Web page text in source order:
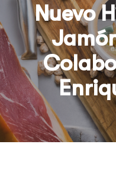
Nuevo